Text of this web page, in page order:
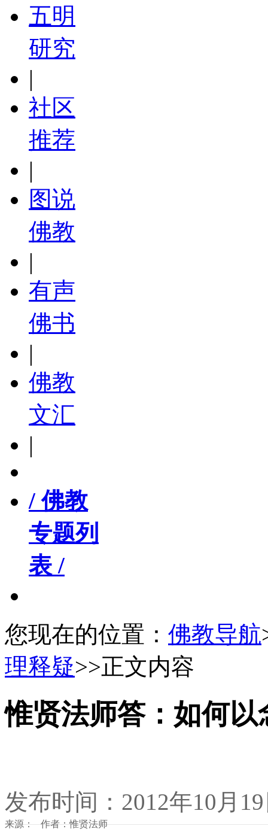
五明
研究
|
社区
推荐
|
图说
佛教
|
有声
佛书
|
佛教
文汇
|
/ 佛教
专题列
表 /
您现在的位置： 佛教导航
理释疑>>正文内容
惟贤法师答：如何
发布时间：2012年10月
来源： 作者：惟贤法师